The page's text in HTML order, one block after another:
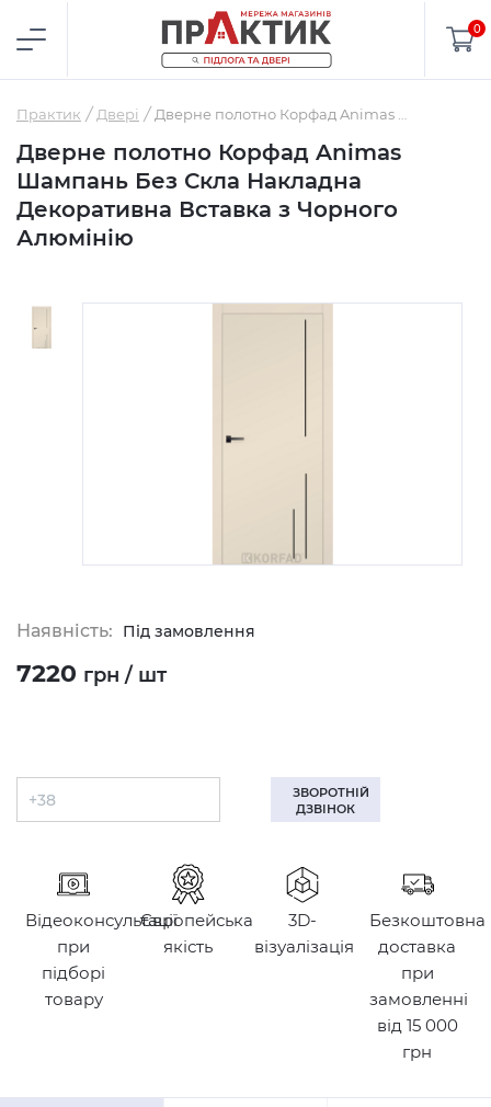
0
Практик Двері
Дверне полотно Корфад Animas
Шампань Без Скла Накладна
Декоративна Вставка з Чорного
Алюмінію
Наявність: Під замовлення
7220 грн / шт
ЗВОРОТНІЙ
ДЗВІНОК
Відеоконсультації
при
підборі
товару
Європейська
якість
3D-
візуалізація
Безкоштовна
доставка
при
замовленні
від 15 000
грн